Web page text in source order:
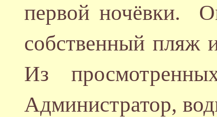
первой ночёвки.
собственный пляж
Из
Администратор,